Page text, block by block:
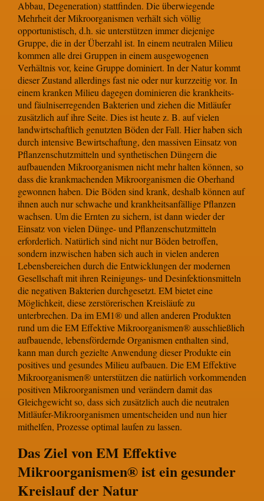
Abbau, Degeneration) stattfinden. Die überwiegende
Mehrheit der Mikroorganismen verhält sich völlig
opportunistisch, d.h. sie unterstützen immer diejenige
Gruppe, die in der Überzahl ist. In einem neutralen Milieu
kommen alle drei Gruppen in einem ausgewogenen
Verhältnis vor, keine Gruppe dominiert. In der Natur kommt
dieser Zustand allerdings fast nie oder nur kurzzeitig vor. In
einem kranken Milieu dagegen dominieren die krankheits-
und fäulniserregenden Bakterien und ziehen die Mitläufer
zusätzlich auf ihre Seite. Dies ist heute z. B. auf vielen
landwirtschaftlich genutzten Böden der Fall. Hier haben sich
durch intensive Bewirtschaftung, den massiven Einsatz von
Pflanzenschutzmitteln und synthetischen Düngern die
aufbauenden Mikroorganismen nicht mehr halten können, so
dass die krankmachenden Mikroorganismen die Oberhand
gewonnen haben. Die Böden sind krank, deshalb können auf
ihnen auch nur schwache und krankheitsanfällige Pflanzen
wachsen. Um die Ernten zu sichern, ist dann wieder der
Einsatz von vielen Dünge- und Pflanzenschutzmitteln
erforderlich. Natürlich sind nicht nur Böden betroffen,
sondern inzwischen haben sich auch in vielen anderen
Lebensbereichen durch die Entwicklungen der modernen
Gesellschaft mit ihren Reinigungs- und Desinfektionsmitteln
die negativen Bakterien durchgesetzt. EM bietet eine
Möglichkeit, diese zerstörerischen Kreisläufe zu
unterbrechen. Da im EM1® und allen anderen Produkten
rund um die EM Effektive Mikroorganismen® ausschließlich
aufbauende, lebensfördernde Organismen enthalten sind,
kann man durch gezielte Anwendung dieser Produkte ein
positives und gesundes Milieu aufbauen. Die EM Effektive
Mikroorganismen® unterstützen die natürlich vorkommenden
positiven Mikroorganismen und verändern damit das
Gleichgewicht so, dass sich zusätzlich auch die neutralen
Mitläufer-Mikroorganismen umentscheiden und nun hier
mithelfen, Prozesse optimal laufen zu lassen.
Das Ziel von EM Effektive
Mikroorganismen® ist ein gesunder
Kreislauf der Natur